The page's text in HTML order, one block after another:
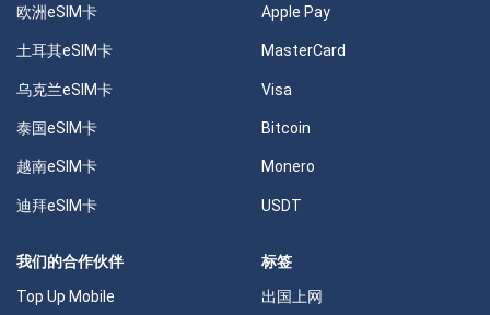
欧洲eSIM卡
土耳其eSIM卡
乌克兰eSIM卡
泰国eSIM卡
越南eSIM卡
迪拜eSIM卡
Apple Pay
MasterCard
Visa
Bitcoin
Monero
USDT
我们的合作伙伴
Top Up Mobile
标签
出国上网